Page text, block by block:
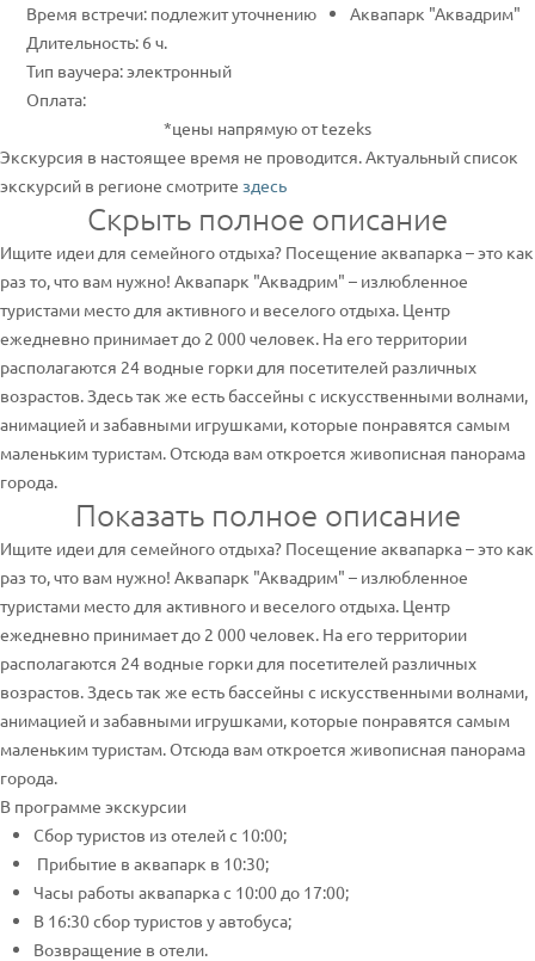
Время встречи: подлежит уточнению
Длительность: 6 ч.
Тип ваучера: электронный
Оплата:
Аквапарк "Аквадрим"
*цены напрямую от tezeks
Экскурсия в настоящее время не проводится. Актуальный список
экскурсий в регионе смотрите здесь
Скрыть полное описание
Ищите идеи для семейного отдыха? Посещение аквапарка – это как
раз то, что вам нужно! Аквапарк "Аквадрим" – излюбленное
туристами место для активного и веселого отдыха. Центр
ежедневно принимает до 2 000 человек. На его территории
располагаются 24 водные горки для посетителей различных
возрастов. Здесь так же есть бассейны с искусственными волнами,
анимацией и забавными игрушками, которые понравятся самым
маленьким туристам. Отсюда вам откроется живописная панорама
города.
Показать полное описание
Ищите идеи для семейного отдыха? Посещение аквапарка – это как
раз то, что вам нужно! Аквапарк "Аквадрим" – излюбленное
туристами место для активного и веселого отдыха. Центр
ежедневно принимает до 2 000 человек. На его территории
располагаются 24 водные горки для посетителей различных
возрастов. Здесь так же есть бассейны с искусственными волнами,
анимацией и забавными игрушками, которые понравятся самым
маленьким туристам. Отсюда вам откроется живописная панорама
города.
В программе экскурсии
Сбор туристов из отелей с 10:00;
Прибытие в аквапарк в 10:30;
Часы работы аквапарка с 10:00 до 17:00;
В 16:30 сбор туристов у автобуса;
Возвращение в отели.